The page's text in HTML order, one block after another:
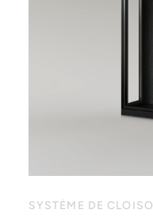
SYSTÈME DE